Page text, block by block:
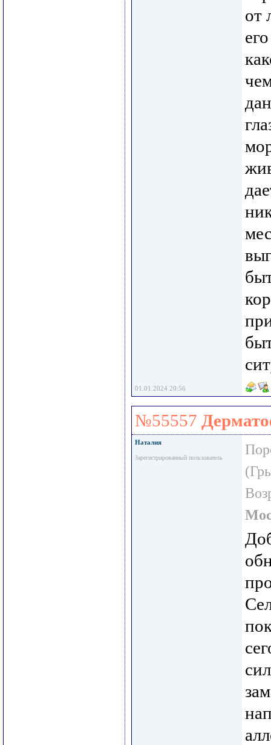
от
01.01.2024 20:56
№55557
Наталия
Зарегистрированный пользователь